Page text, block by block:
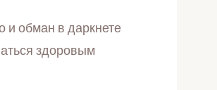
и обман в даркнете
здоровым